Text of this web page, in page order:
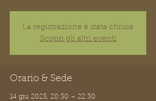
La registrazione è stata chiusa
Scopri gli altri eventi
Orario & Sede
14 giu 2023, 20:30 – 22:30